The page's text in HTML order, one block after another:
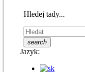
Hledej tady...
search
Jazyk: